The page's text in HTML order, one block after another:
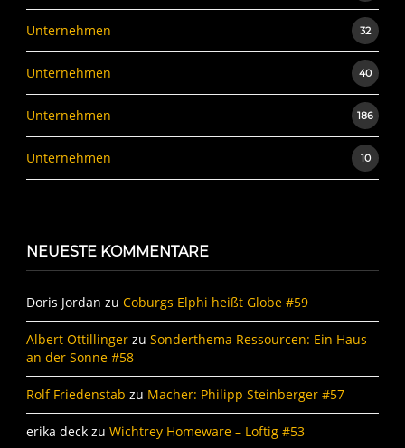
Unternehmen 32
Unternehmen 40
Unternehmen 186
Unternehmen 10
NEUESTE KOMMENTARE
Doris Jordan zu Coburgs Elphi heißt Globe #59
Albert Ottillinger zu Sonderthema Ressourcen: Ein Haus
an der Sonne #58
Rolf Friedenstab zu Macher: Philipp Steinberger #57
erika deck zu Wichtrey Homeware – Loftig #53